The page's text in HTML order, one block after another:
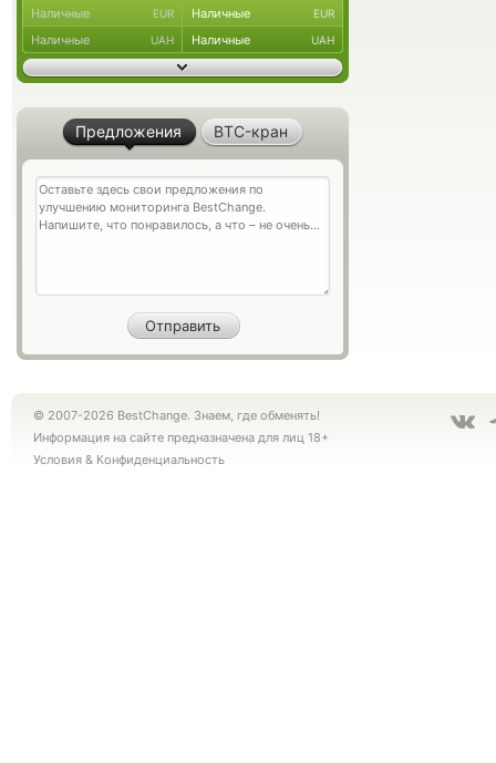
Наличные EUR Наличные EUR
Наличные UAH Наличные UAH
Предложения BTC-кран
© 2007-2026 BestChange. Знаем, где обменять!
Информация на сайте предназначена для лиц 18+
Условия & Конфиденциальность